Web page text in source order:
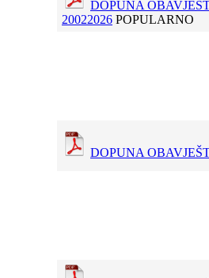
DOPUNA
20022026 POPULARNO
DOPUNA